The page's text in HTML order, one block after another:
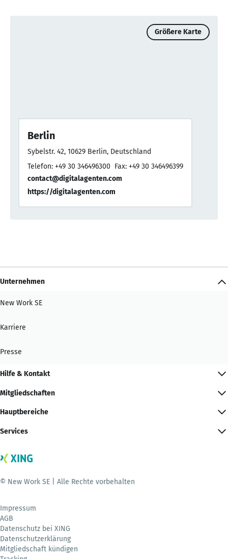
Größere Karte
Berlin
Sybelstr. 42, 10629 Berlin, Deutschland
Telefon: +49 30 346496300 Fax: +49 30 346496399
contact@digitalagenten.com
https://digitalagenten.com
Unternehmen
New Work SE
Karriere
Presse
Hilfe & Kontakt
Mitgliedschaften
Hauptbereiche
Services
© New Work SE | Alle Rechte vorbehalten
Impressum
AGB
Datenschutz bei XING
Datenschutzerklärung
Mitgliedschaft kündigen